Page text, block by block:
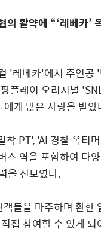
의 활약에 “‘레베카’
'레베카'에서 주인공 '
플레이 오리지널
에게 많은 사랑을 받았
착 PT', 'AI 경찰 옥티
스 역을 포함하여 다
을 선보였다.
들을 마주하며 환한
접 참여할 수 있게 되